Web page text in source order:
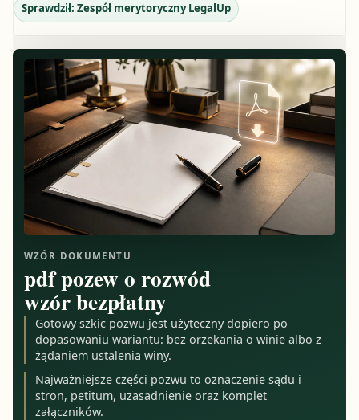
Sprawdził: Zespół merytoryczny LegalUp
WZÓR DOKUMENTU
pdf pozew o rozwód
wzór bezpłatny
Gotowy szkic pozwu jest użyteczny dopiero po
dopasowaniu wariantu: bez orzekania o winie albo z
żądaniem ustalenia winy.
Najważniejsze części pozwu to oznaczenie sądu i
stron, petitum, uzasadnienie oraz komplet
załączników.